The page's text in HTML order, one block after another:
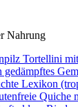
Nahrung
Tortellini
gedämpftes
Lexikon
Quiche